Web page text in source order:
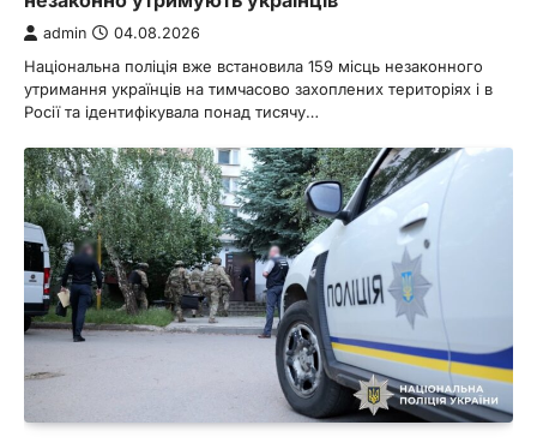
admin 04.08.2026
Національна поліція вже встановила 159 місць незаконного
утримання українців на тимчасово захоплених територіях і в
Росії та ідентифікувала понад тисячу…